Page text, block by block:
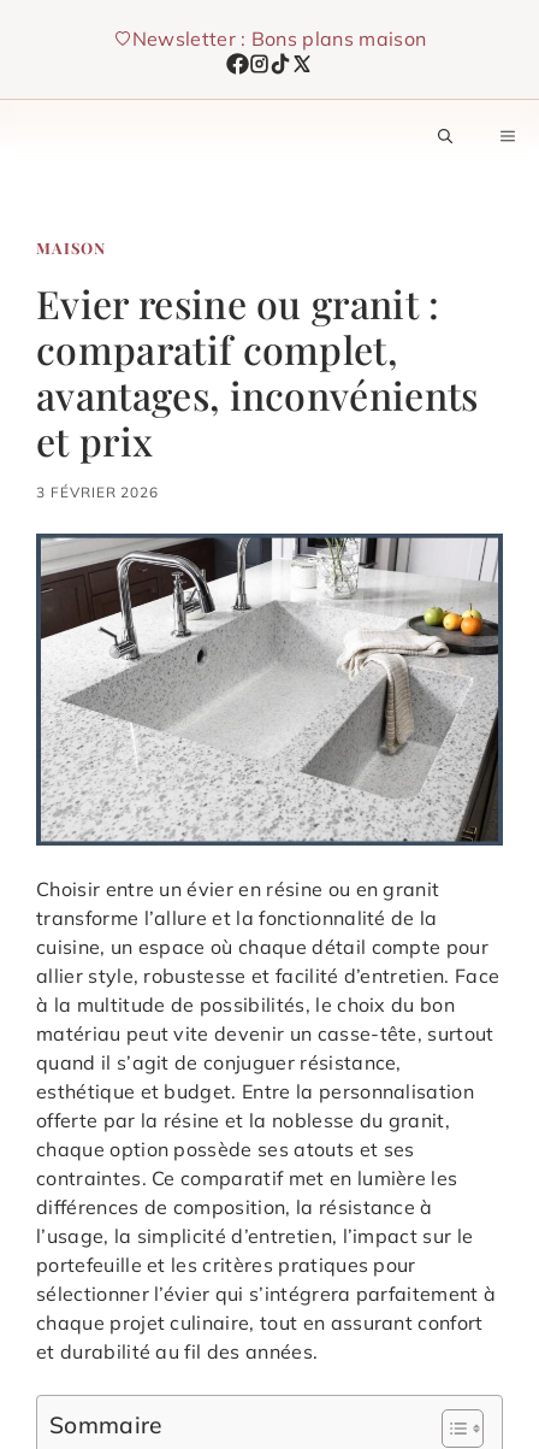
Newsletter : Bons plans maison
MAISON
Evier resine ou granit :
comparatif complet,
avantages, inconvénients
et prix
3 FÉVRIER 2026
Choisir entre un évier en résine ou en granit
transforme l’allure et la fonctionnalité de la
cuisine, un espace où chaque détail compte pour
allier style, robustesse et facilité d’entretien. Face
à la multitude de possibilités, le choix du bon
matériau peut vite devenir un casse-tête, surtout
quand il s’agit de conjuguer résistance,
esthétique et budget. Entre la personnalisation
offerte par la résine et la noblesse du granit,
chaque option possède ses atouts et ses
contraintes. Ce comparatif met en lumière les
différences de composition, la résistance à
l’usage, la simplicité d’entretien, l’impact sur le
portefeuille et les critères pratiques pour
sélectionner l’évier qui s’intégrera parfaitement à
chaque projet culinaire, tout en assurant confort
et durabilité au fil des années.
Sommaire